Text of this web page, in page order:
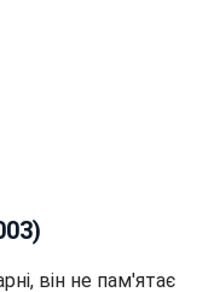
він не пам'ятає